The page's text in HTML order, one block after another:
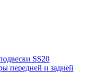
SS20
передней и задней